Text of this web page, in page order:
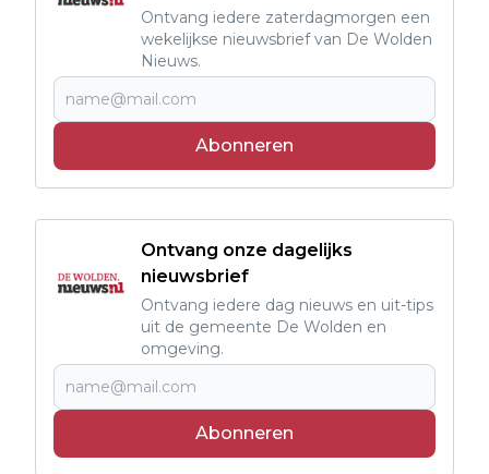
Ontvang iedere zaterdagmorgen een
wekelijkse nieuwsbrief van De Wolden
Nieuws.
Abonneren
Ontvang onze dagelijks
nieuwsbrief
Ontvang iedere dag nieuws en uit-tips
uit de gemeente De Wolden en
omgeving.
Abonneren